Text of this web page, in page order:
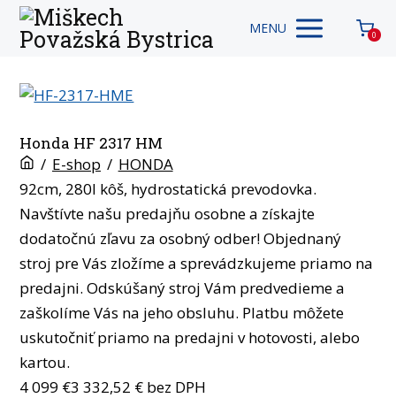
MENU 0
Honda HF 2317 HM
/ E-shop / HONDA
92cm, 280l kôš, hydrostatická prevodovka.
Navštívte našu predajňu osobne a získajte
dodatočnú zľavu za osobný odber! Objednaný
stroj pre Vás zložíme a sprevádzkujeme priamo na
predajni. Odskúšaný stroj Vám predvedieme a
zaškolíme Vás na jeho obsluhu. Platbu môžete
uskutočniť priamo na predajni v hotovosti, alebo
kartou.
4 099 €3 332,52 € bez DPH